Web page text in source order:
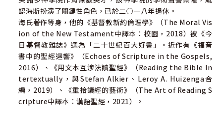
認海斯扮演了關鍵性角色，已於二○一八年退休。
海氏著作等身，他的《基督教新約倫理學》（The Moral Vis
ion of the New Testament中譯本：校園，2018）被《今
日基督教雜誌》選為「二十世紀百大好書」。近作有《福音
書中的聖經迴響》（Echoes of Scripture in the Gospels,
2016）、《用文本互涉法讀聖經》（Reading the Bible In
tertextually，與Stefan Alkier、Leroy A. Huizenga合
編，2019）、《重拾讀經的藝術》（The Art of Reading S
cripture中譯本：漢語聖經，2021）。